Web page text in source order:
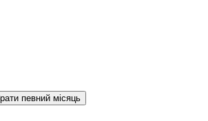
певний місяць